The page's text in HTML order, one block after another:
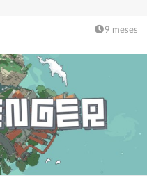
Limpar
9 meses